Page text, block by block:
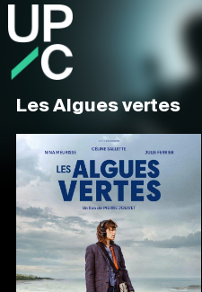
Les Algues vertes